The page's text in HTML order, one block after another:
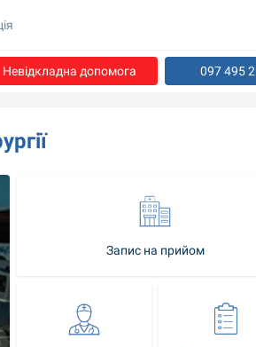
Невідкладна допомога 097 495
Запис на прийом